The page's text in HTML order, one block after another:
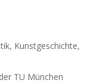
Kunstgeschichte,
TU München